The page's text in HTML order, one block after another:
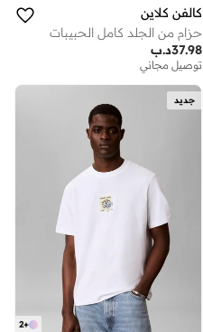
كالفن كلاين
حزام من الجلد كامل الحبيبات
د.ب37.98
توصيل مجاني
جديد
+
2